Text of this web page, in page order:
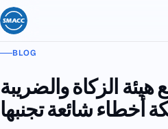
BLOG
هيئة الزكاة والضريبة
أخطاء شائعة تجنبها